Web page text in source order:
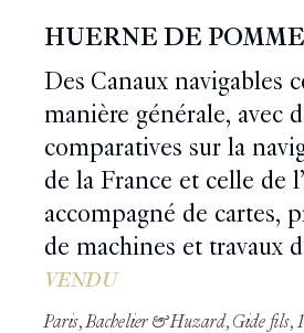
HUERNE DE
Des Canaux navigables
manière générale, avec
comparatives sur la
de la France et celle de
accompagné de cartes,
de machines et travaux
VENDU
Paris, Bachelier & Huzard, Gide fils,